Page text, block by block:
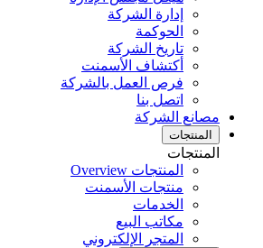
إدارة الشركة
الحوكمة
تاريخ الشركة
أكتشاف الأسمنت
فرص العمل بالشركة
اتصل بنا
مصانع الشركة
المنتجات
المنتجات
المنتجات Overview
منتجات الأسمنت
الخدمات
مكاتب البيع
المتجر الإلكتروني